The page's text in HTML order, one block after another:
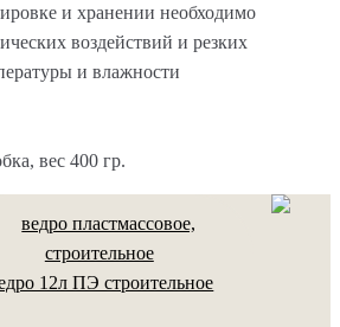
и хранении необходимо
воздействий и резких
и влажности
вес 400 гр.
12л ПЭ строительное